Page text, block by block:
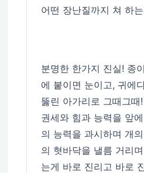
어떤 장난질까지 쳐 하
분명한 한가지 진실! 종
에 붙이면 눈이고, 귀에
뚫린 아가리로 그때그때
권세와 힘과 능력을 앞
의 능력을 과시하며 개
의 혓바닥을 낼름 거리
는게 바로 진리고 바로